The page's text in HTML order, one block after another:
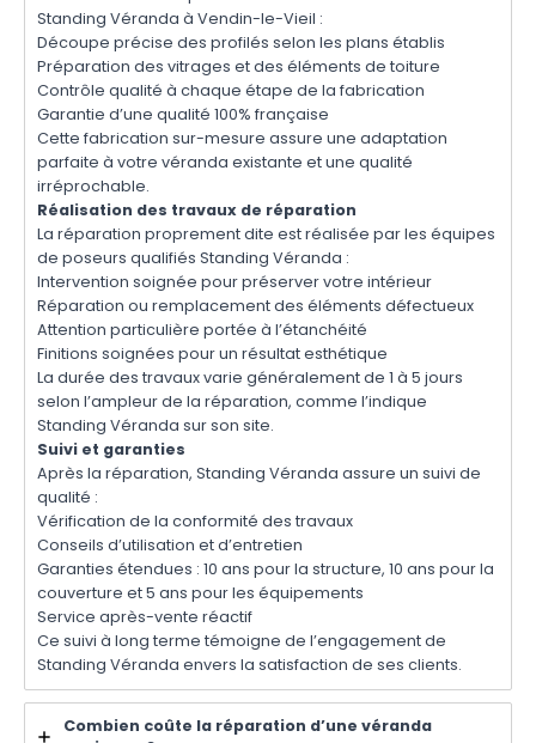
Standing Véranda à Vendin-le-Vieil :
Découpe précise des profilés selon les plans établis
Préparation des vitrages et des éléments de toiture
Contrôle qualité à chaque étape de la fabrication
Garantie d’une qualité 100% française
Cette fabrication sur-mesure assure une adaptation
parfaite à votre véranda existante et une qualité
irréprochable.
Réalisation des travaux de réparation
La réparation proprement dite est réalisée par les équipes
de poseurs qualifiés Standing Véranda :
Intervention soignée pour préserver votre intérieur
Réparation ou remplacement des éléments défectueux
Attention particulière portée à l’étanchéité
Finitions soignées pour un résultat esthétique
La durée des travaux varie généralement de 1 à 5 jours
selon l’ampleur de la réparation, comme l’indique
Standing Véranda sur son site.
Suivi et garanties
Après la réparation, Standing Véranda assure un suivi de
qualité :
Vérification de la conformité des travaux
Conseils d’utilisation et d’entretien
Garanties étendues : 10 ans pour la structure, 10 ans pour la
couverture et 5 ans pour les équipements
Service après-vente réactif
Ce suivi à long terme témoigne de l’engagement de
Standing Véranda envers la satisfaction de ses clients.
Combien coûte la réparation d’une véranda